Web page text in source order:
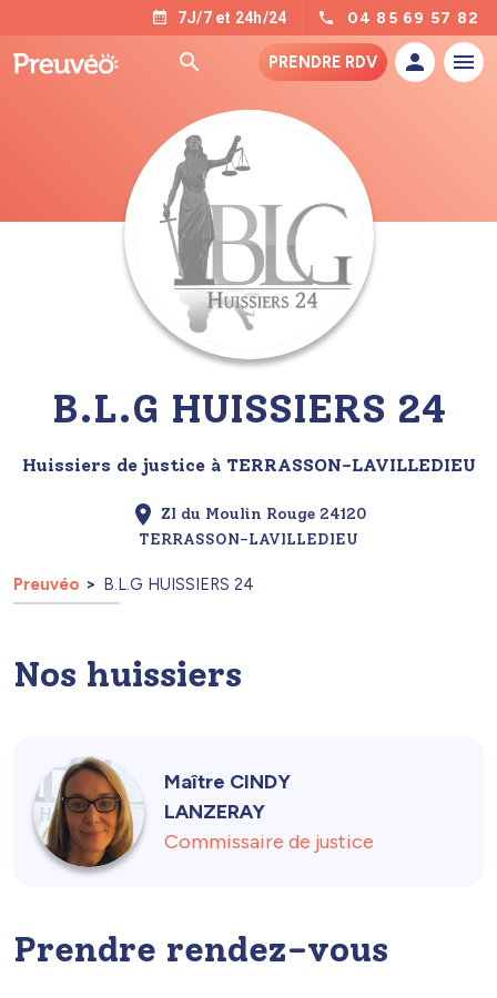
7J/7 et 24h/24 04 85 69 57 82
PRENDRE RDV
B.L.G HUISSIERS 24
Huissiers de justice à TERRASSON-LAVILLEDIEU
ZI du Moulin Rouge 24120
TERRASSON-LAVILLEDIEU
Preuvéo B.L.G HUISSIERS 24
Nos huissiers
Maître CINDY
LANZERAY
Commissaire de justice
Prendre rendez-vous